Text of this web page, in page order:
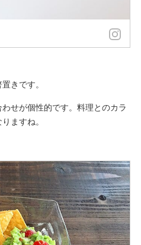
きです。
せが個性的です。料理とのカラ
ますね。